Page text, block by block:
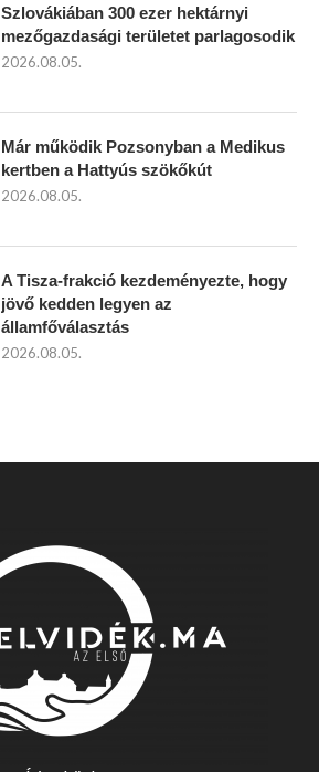
Szlovákiában 300 ezer hektárnyi
mezőgazdasági területet parlagosodik
2026.08.05.
Már működik Pozsonyban a Medikus
kertben a Hattyús szökőkút
2026.08.05.
A Tisza-frakció kezdeményezte, hogy
jövő kedden legyen az
államfőválasztás
2026.08.05.